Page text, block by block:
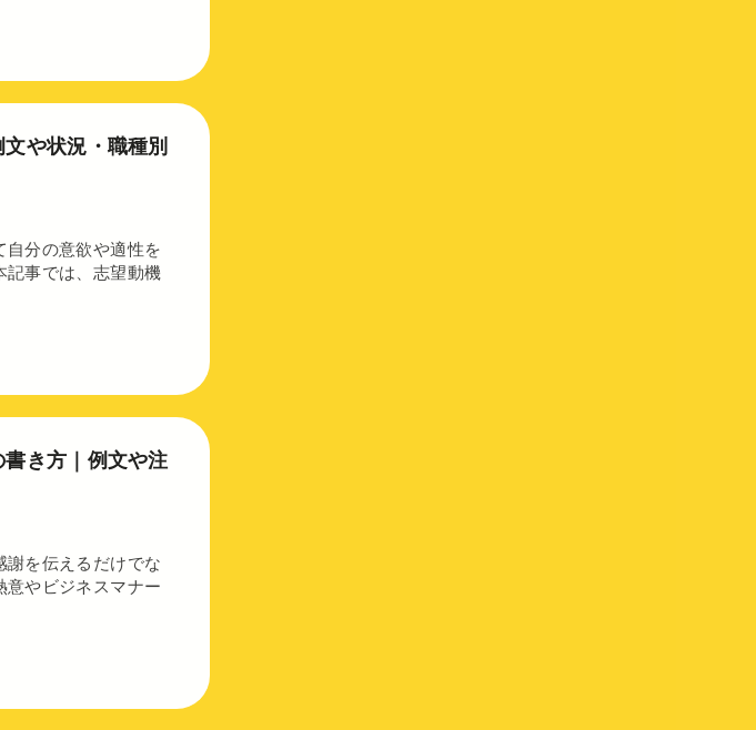
や状況・職種別
自分の意欲や適性を
記事では、志望動機
き方｜例文や注
謝を伝えるだけでな
意やビジネスマナー